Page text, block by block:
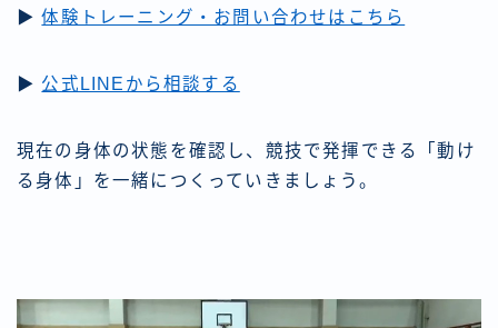
▶体験トレーニング・お問い合わせはこちら
▶ 公式LINEから相談する
現在の身体の状態を確認し、競技で発揮できる「動け
る身体」を一緒につくっていきましょう。